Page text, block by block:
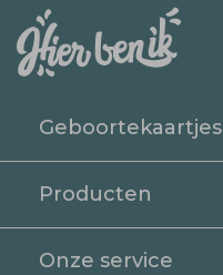
Geboortekaartjes
Producten
Onze service